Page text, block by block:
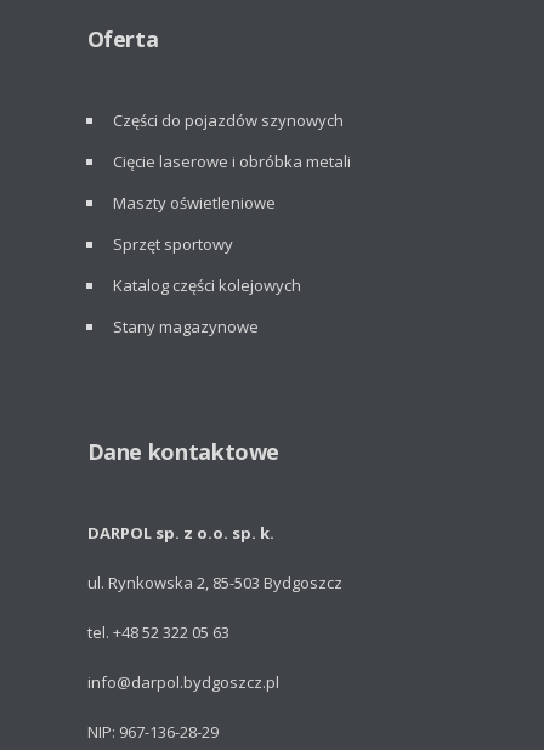
Oferta
Części do pojazdów szynowych
Cięcie laserowe i obróbka metali
Maszty oświetleniowe
Sprzęt sportowy
Katalog części kolejowych
Stany magazynowe
Dane kontaktowe
DARPOL sp. z o.o. sp. k.
ul. Rynkowska 2, 85-503 Bydgoszcz
tel. +48 52 322 05 63
info@darpol.bydgoszcz.pl
NIP: 967-136-28-29